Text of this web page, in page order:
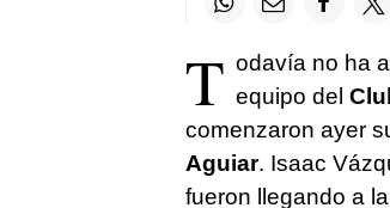
T odavía no ha
equipo del
comenzaron ayer
Aguiar. Isaac
fueron llegando a